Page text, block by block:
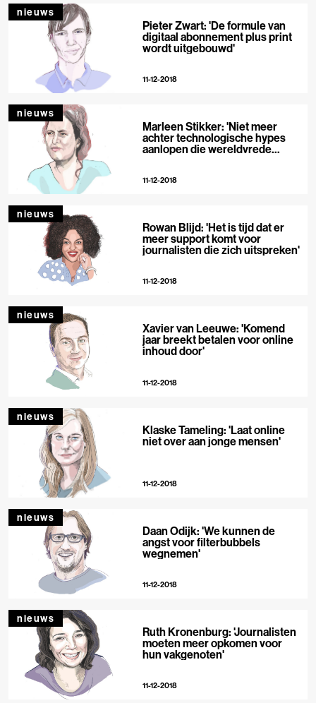
nieuws
Pieter Zwart: 'De formule van
digitaal abonnement plus print
wordt uitgebouwd'
11-12-2018
nieuws
Marleen Stikker: 'Niet meer
achter technologische hypes
aanlopen die wereldvrede
11-12-2018
nieuws
Rowan Blijd: 'Het is tijd dat er
meer support komt voor
journalisten die zich uitspreken'
11-12-2018
nieuws
Xavier van Leeuwe: 'Komend
jaar breekt betalen voor online
inhoud door'
11-12-2018
nieuws
Klaske Tameling: 'Laat online
niet over aan jonge mensen'
11-12-2018
nieuws
Daan Odijk: 'We kunnen de
angst voor filterbubbels
wegnemen'
11-12-2018
nieuws
Ruth Kronenburg: 'Journalisten
moeten meer opkomen voor
hun vakgenoten'
11-12-2018